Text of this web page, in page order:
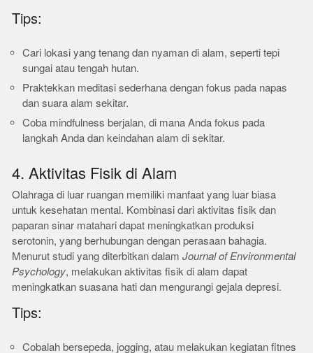
Tips:
Cari lokasi yang tenang dan nyaman di alam, seperti tepi
sungai atau tengah hutan.
Praktekkan meditasi sederhana dengan fokus pada napas
dan suara alam sekitar.
Coba mindfulness berjalan, di mana Anda fokus pada
langkah Anda dan keindahan alam di sekitar.
4. Aktivitas Fisik di Alam
Olahraga di luar ruangan memiliki manfaat yang luar biasa
untuk kesehatan mental. Kombinasi dari aktivitas fisik dan
paparan sinar matahari dapat meningkatkan produksi
serotonin, yang berhubungan dengan perasaan bahagia.
Menurut studi yang diterbitkan dalamJournal of Environmental
Psychology, melakukan aktivitas fisik di alam dapat
meningkatkan suasana hati dan mengurangi gejala depresi.
Tips:
Cobalah bersepeda, jogging, atau melakukan kegiatan fitnes